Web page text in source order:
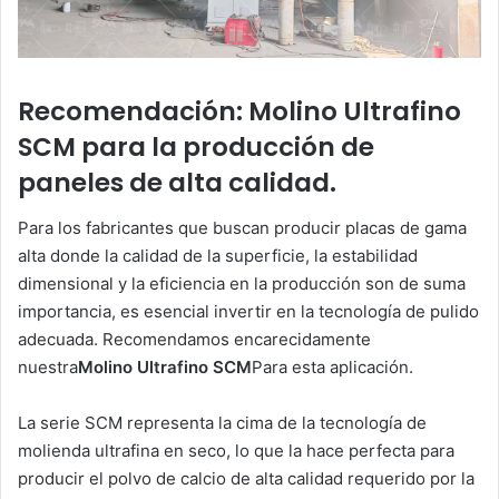
Recomendación: Molino Ultrafino
SCM para la producción de
paneles de alta calidad.
Para los fabricantes que buscan producir placas de gama
alta donde la calidad de la superficie, la estabilidad
dimensional y la eficiencia en la producción son de suma
importancia, es esencial invertir en la tecnología de pulido
adecuada. Recomendamos encarecidamente
nuestraMolino Ultrafino SCMPara esta aplicación.
La serie SCM representa la cima de la tecnología de
molienda ultrafina en seco, lo que la hace perfecta para
producir el polvo de calcio de alta calidad requerido por la